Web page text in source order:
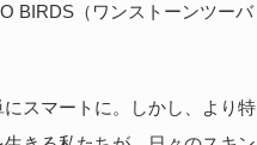
BIRDS（ワンストーンツーバ
スマートに。しかし、より特